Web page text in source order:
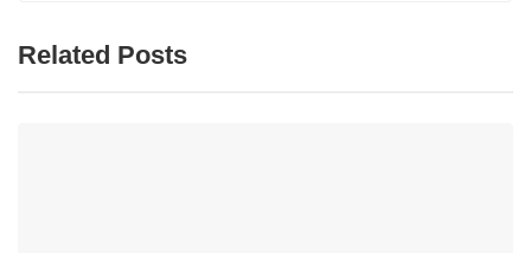
Related Posts